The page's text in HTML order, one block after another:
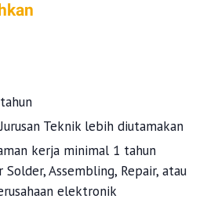
Teknik lebih diutamakan
kerja minimal 1 tahun
Assembling, Repair, atau
elektronik